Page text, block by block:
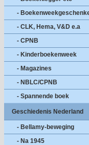
-
- CLK, Hema, V&D e.a
- CPNB
- Kinderboekenweek
- Magazines
- NBLC/CPNB
- Spannende boek
Geschiedenis Nederland
- Bellamy-beweging
- Na 1945